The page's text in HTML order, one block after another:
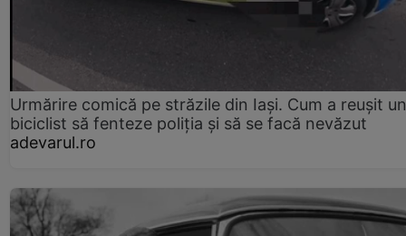
Urmărire comică pe străzile din Iași. Cum a reușit un
biciclist să fenteze poliția și să se facă nevăzut
adevarul.ro